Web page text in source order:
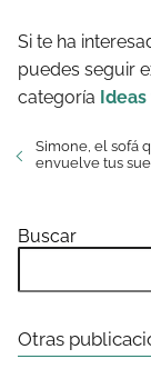
Si te ha
puedes seguir
categoría
Simone, el sofá
envuelve tus
Buscar
Otras